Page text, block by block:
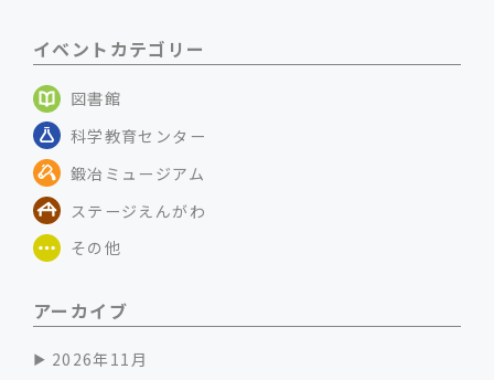
イベントカテゴリー
図書館
科学教育センター
鍛冶ミュージアム
ステージえんがわ
その他
アーカイブ
2026年11月